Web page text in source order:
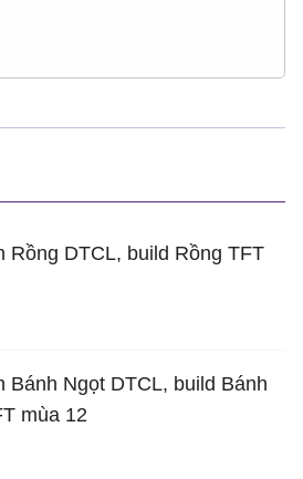
Rồng DTCL, build Rồng TFT
Bánh Ngọt DTCL, build Bánh
mùa 12